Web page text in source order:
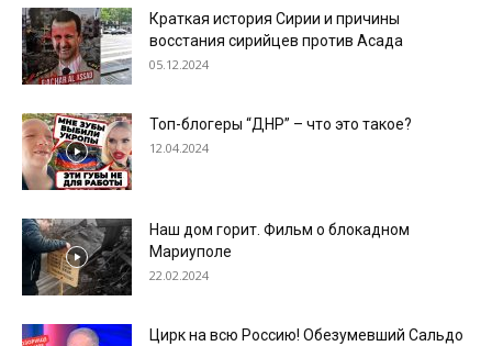
Краткая история Сирии и причины
восстания сирийцев против Асада
05.12.2024
Топ-блогеры “ДНР” – что это такое?
12.04.2024
Наш дом горит. Фильм о блокадном
Мариуполе
22.02.2024
Цирк на всю Россию! Обезумевший Сальдо